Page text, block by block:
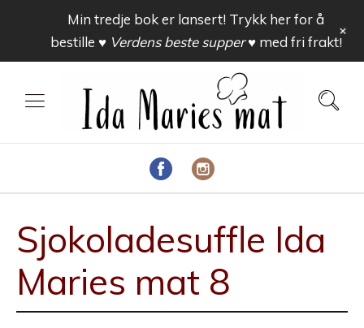
Sjokoladesuffle Ida
Maries mat 8
Min tredje bok er lansert! Trykk her for å
bestille ♥ Verdens beste supper ♥med fri frakt!
+